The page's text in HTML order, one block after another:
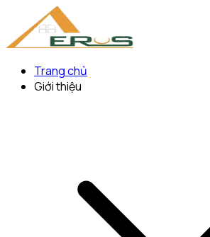
Trang chủ
Giới thiệu